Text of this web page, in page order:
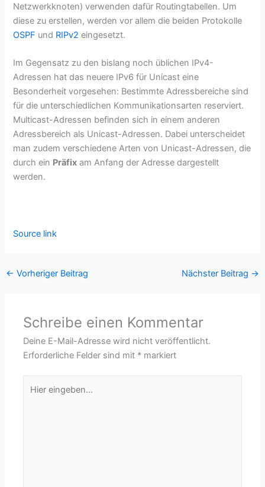
Netzwerkknoten) verwenden dafür Routingtabellen. Um
diese zu erstellen, werden vor allem die beiden Protokolle
OSPF und RIPv2 eingesetzt.
Im Gegensatz zu den bislang noch üblichen IPv4-
Adressen hat das neuere IPv6 für Unicast eine
Besonderheit vorgesehen: Bestimmte Adressbereiche sind
für die unterschiedlichen Kommunikationsarten reserviert.
Multicast-Adressen befinden sich in einem anderen
Adressbereich als Unicast-Adressen. Dabei unterscheidet
man zudem verschiedene Arten von Unicast-Adressen, die
durch ein Präfix am Anfang der Adresse dargestellt
werden.
Source link
← Vorheriger Beitrag Nächster Beitrag →
Schreibe einen Kommentar
Deine E-Mail-Adresse wird nicht veröffentlicht.
Erforderliche Felder sind mit * markiert
eingeben…